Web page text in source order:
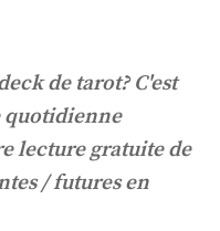
de tarot? C'est
quotidienne
lecture gratuite de
/ futures en